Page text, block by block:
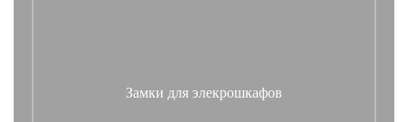
Замки для элекрошкафов